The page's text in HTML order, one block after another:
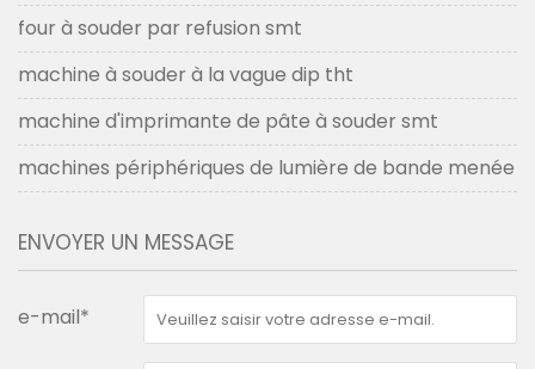
four à souder par refusion smt
machine à souder à la vague dip tht
machine d'imprimante de pâte à souder smt
machines périphériques de lumière de bande menée
ENVOYER UN MESSAGE
e-mail*